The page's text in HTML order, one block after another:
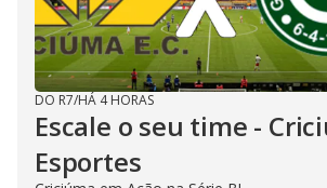
DO R7/HÁ 4 HORAS
Escale o seu time -
Esportes